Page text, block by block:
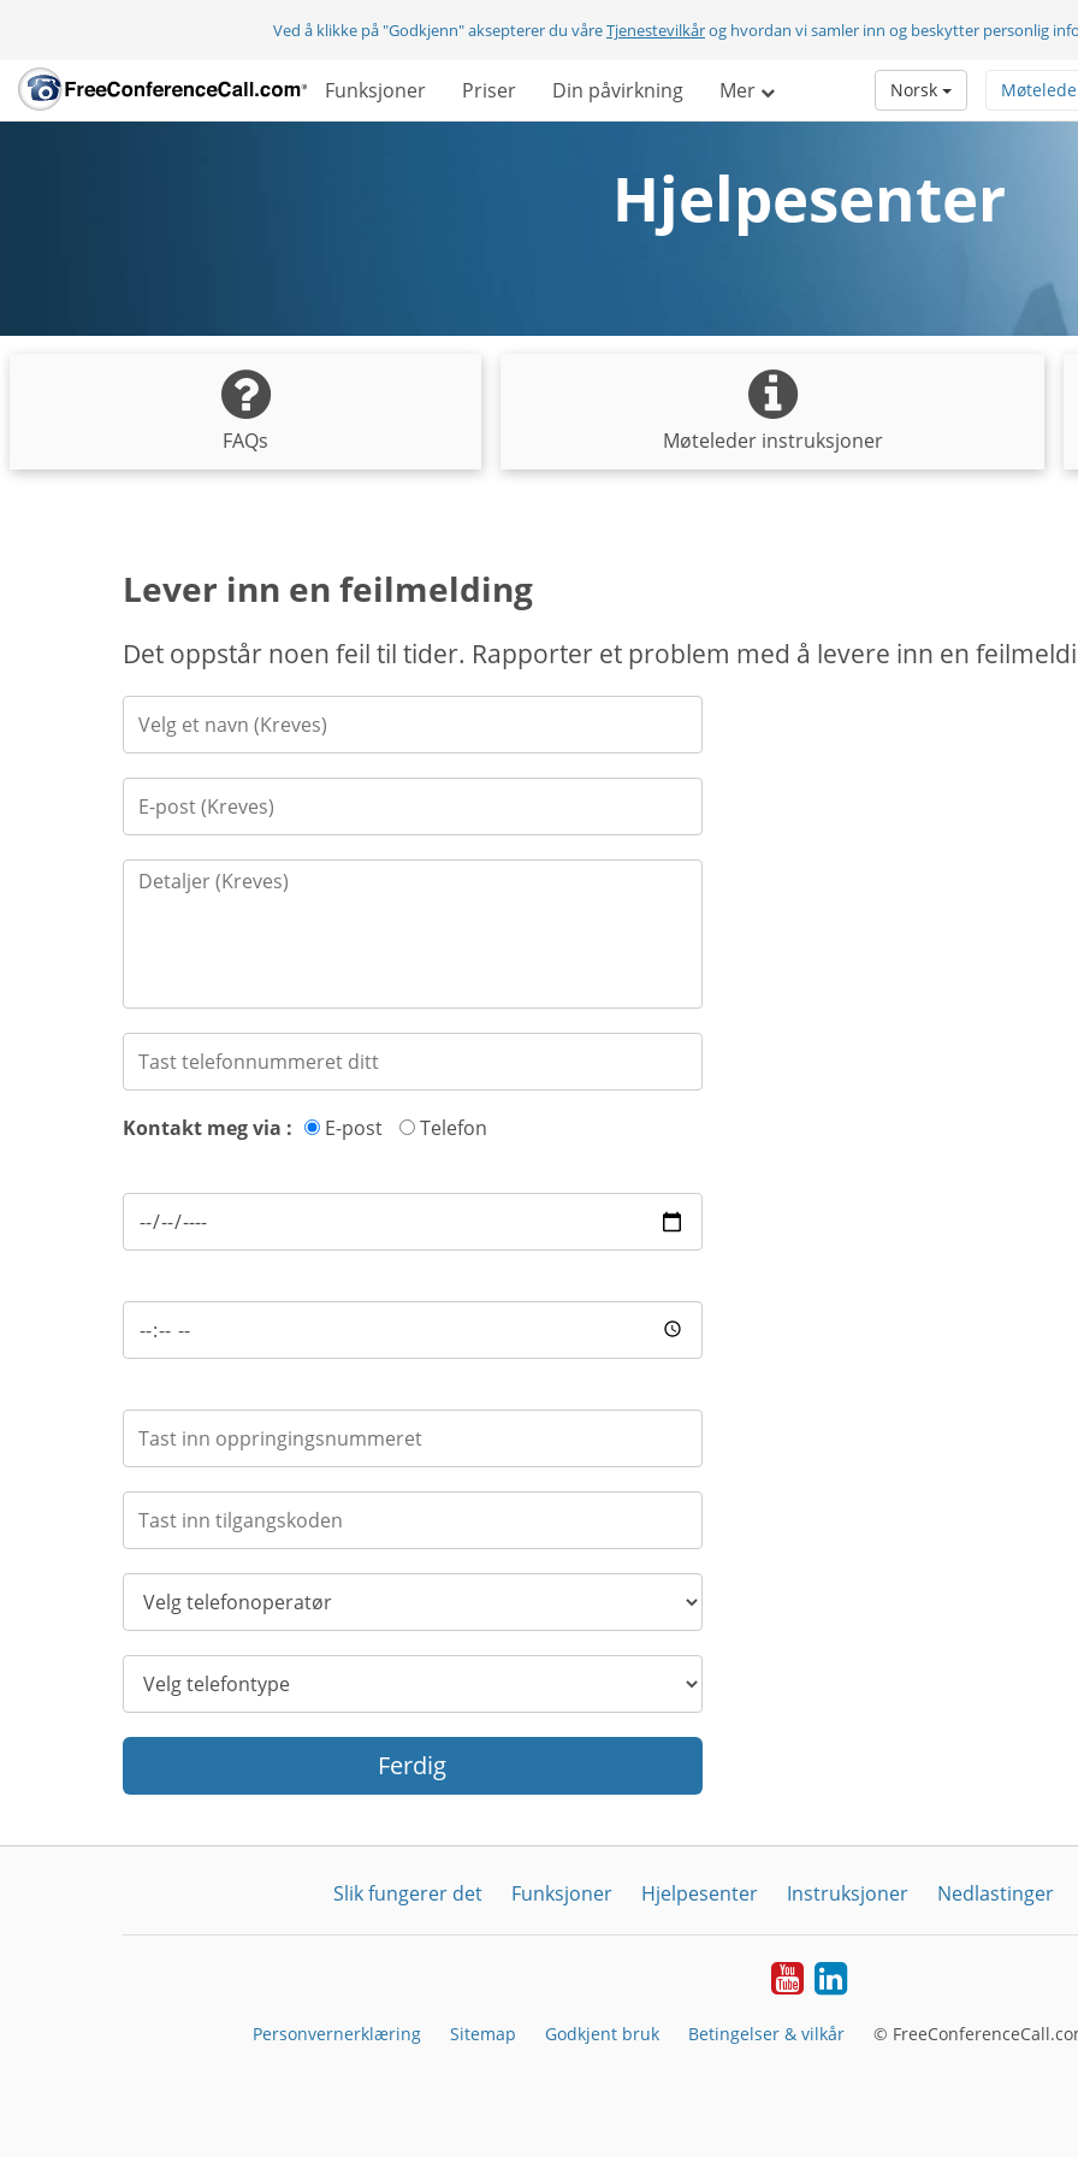
Ved å klikke på "Godkjenn" aksepterer du våreTjenestevilkårog hvordan vi samler inn og beskytter personlig
Funksjoner Priser Din påvirkning Mer Norsk
Hjelpesenter
FAQs Møteleder instruksjoner
Lever inn en feilmelding
Det oppstår noen feil til tider. Rapporter et problem med å levere inn en
Kontakt meg via : E-post Telefon
Ferdig
Slik fungerer det Funksjoner Hjelpesenter Instruksjoner Nedlastinger
YouTubeLinkedin
Personvernerklæring Sitemap Godkjent bruk Betingelser & vilkår ©